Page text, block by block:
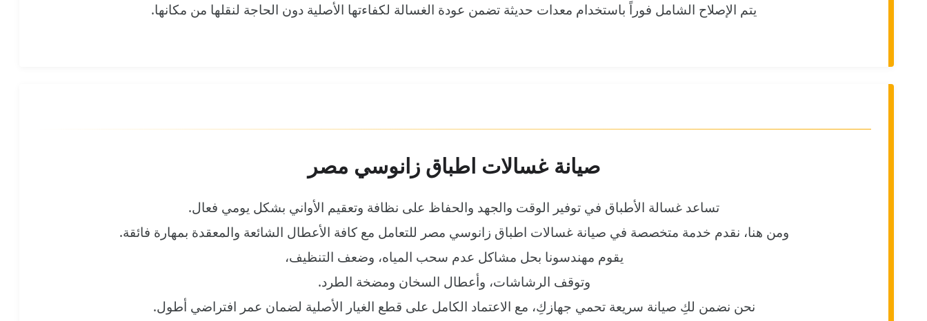
يتم الإصلاح الشامل فوراً باستخدام معدات حديثة تضمن عودة الغسالة لكفاءتها الأصلية دون الحاجة لنقلها من مكانها.
صيانة غسالات اطباق زانوسي مصر
تساعد غسالة الأطباق في توفير الوقت والجهد والحفاظ على نظافة وتعقيم الأواني بشكل يومي فعال.
ومن هنا، نقدم خدمة متخصصة في صيانة غسالات اطباق زانوسي مصر للتعامل مع كافة الأعطال الشائعة والمعقدة بمهارة فائقة.
يقوم مهندسونا بحل مشاكل عدم سحب المياه، وضعف التنظيف،
وتوقف الرشاشات، وأعطال السخان ومضخة الطرد.
نحن نضمن لكِ صيانة سريعة تحمي جهازكِ، مع الاعتماد الكامل على قطع الغيار الأصلية لضمان عمر افتراضي أطول.